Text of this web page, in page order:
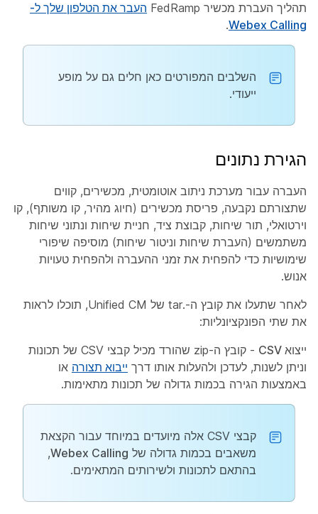
תהליך העברת מכשיר FedRamp
העבר את הטלפון שלך ל-
Webex Calling
.
השלבים המפורטים כאן חלים גם על מופע
ייעודי.
הגירת נתונים
העברה עבור מערכת ניתוב אוטומטית, מכשירים, קווים
שתצורתם נקבעה, פריסת מכשירים (חיוג מהיר, קו משותף), קו
וירטואלי, תור שיחות, קבוצת ציד, חניית שיחות ונתוני שיחות
משתמשים (העברת שיחות וניטור שיחות) מוסיפה שיפורי
שימושיות כדי להפחית את זמני ההעברה ולהפחית טעויות
אנוש.
לאחר שתעלו את קובץ ה-.tar של Unified CM, תוכלו לראות
את שתי הפונקציונליות:
ייצוא CSV
- קובץ ה-zip שהורד מכיל קבצי CSV של תכונות
וניתן לשנות, לעדכן ולהעלות אותו דרך ייבוא תצורה או
באמצעות הגירה בכמות גדולה של תכונות מתאימות.
קבצי CSV אלה מיועדים במיוחד עבור הקצאת
משאבים בכמות גדולה של Webex Calling
,
בהתאם לתכונות ולשירותים המתאימים.